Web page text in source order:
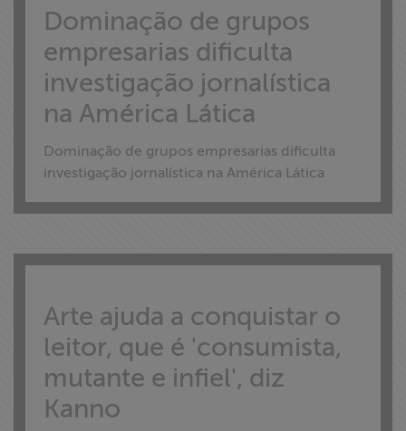
Dominação de grupos
empresarias dificulta
investigação jornalística
na América Lática
Dominação de grupos empresarias dificulta
investigação jornalística na América Lática
Arte ajuda a conquistar o
leitor, que é 'consumista,
mutante e infiel', diz
Kanno